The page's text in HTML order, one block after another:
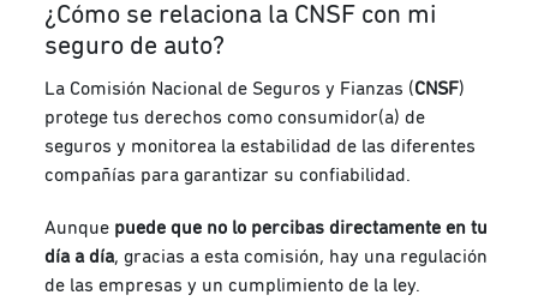
¿Cómo se relaciona la CNSF con mi
seguro de auto?
La Comisión Nacional de Seguros y Fianzas (CNSF)
protege tus derechos como consumidor(a) de
seguros y monitorea la estabilidad de las diferentes
compañías para garantizar su confiabilidad.
Aunque puede que no lo percibas directamente en tu
día a día, gracias a esta comisión, hay una regulación
de las empresas y un cumplimiento de la ley.